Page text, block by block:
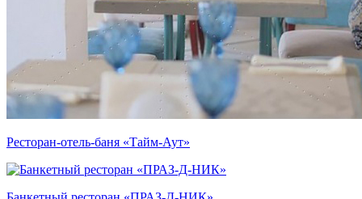
Ресторан-отель-баня «Тайм-Аут»